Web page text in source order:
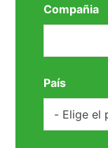
Compañia
País